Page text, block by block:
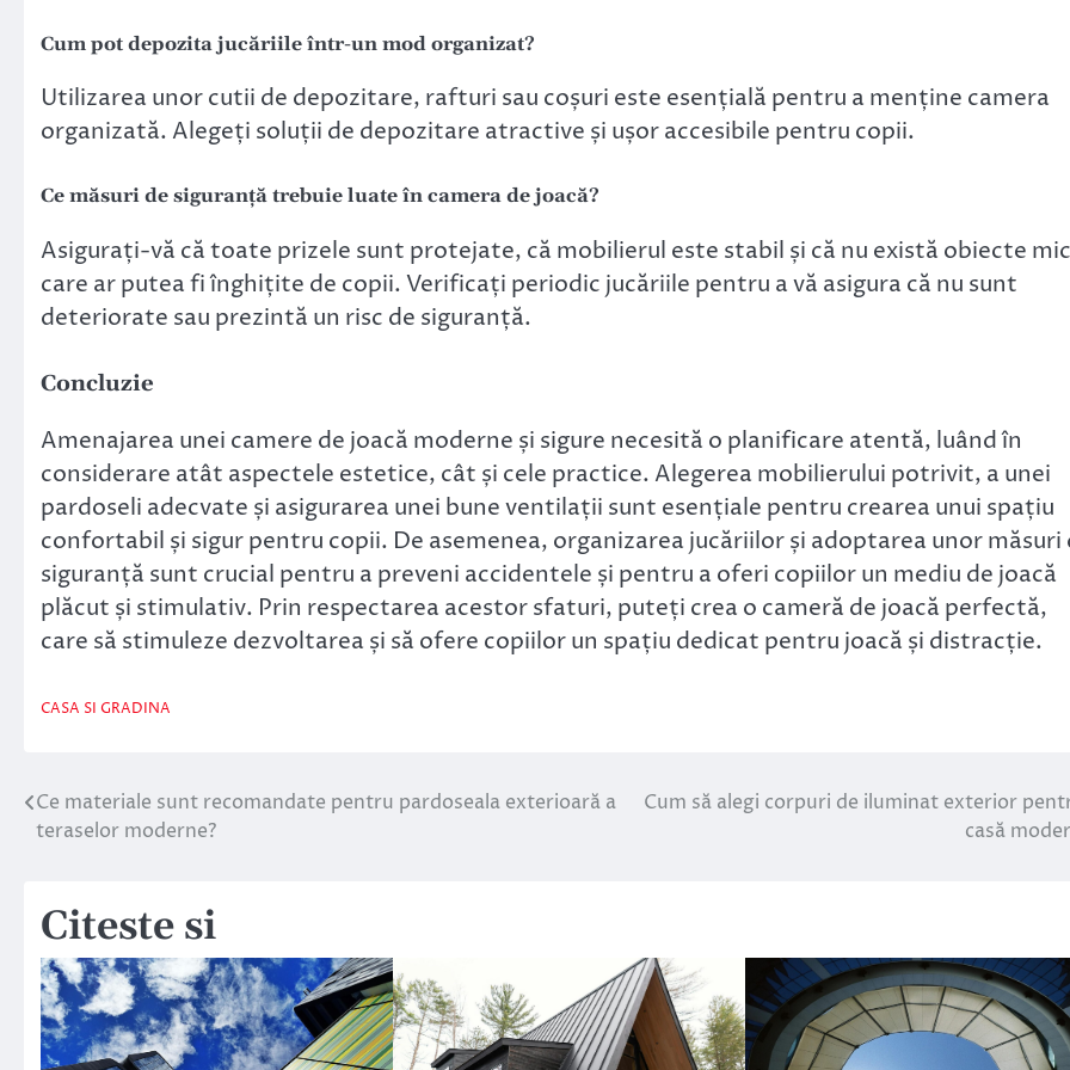
Cum pot depozita jucăriile într-un mod organizat?
Utilizarea unor cutii de depozitare, rafturi sau coșuri este esențială pentru a menține camera
organizată. Alegeți soluții de depozitare atractive și ușor accesibile pentru copii.
Ce măsuri de siguranță trebuie luate în camera de joacă?
Asigurați-vă că toate prizele sunt protejate, că mobilierul este stabil și că nu există obiecte
care ar putea fi înghițite de copii. Verificați periodic jucăriile pentru a vă asigura că nu sunt
deteriorate sau prezintă un risc de siguranță.
Concluzie
Amenajarea unei camere de joacă moderne și sigure necesită o planificare atentă, luând în
considerare atât aspectele estetice, cât și cele practice. Alegerea mobilierului potrivit, a unei
pardoseli adecvate și asigurarea unei bune ventilații sunt esențiale pentru crearea unui spațiu
confortabil și sigur pentru copii. De asemenea, organizarea jucăriilor și adoptarea unor măsuri
siguranță sunt crucial pentru a preveni accidentele și pentru a oferi copiilor un mediu de joacă
plăcut și stimulativ. Prin respectarea acestor sfaturi, puteți crea o cameră de joacă perfectă,
care să stimuleze dezvoltarea și să ofere copiilor un spațiu dedicat pentru joacă și distracție.
CASA SI GRADINA
Navigare
Ce materiale sunt recomandate pentru pardoseala exterioară a
teraselor moderne?
Cum să alegi corpuri de iluminat exterior
casă
Citeste si